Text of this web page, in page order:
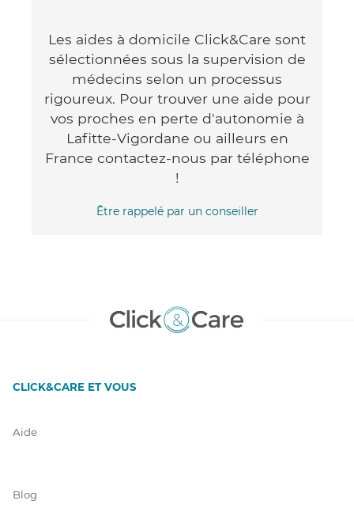
Les aides à domicile Click&Care sont
sélectionnées sous la supervision de
médecins selon un processus
rigoureux. Pour trouver une aide pour
vos proches en perte d'autonomie à
Lafitte-Vigordane ou ailleurs en
France contactez-nous par téléphone
!
Être rappelé par un conseiller
CLICK&CARE ET VOUS
Aide
Blog